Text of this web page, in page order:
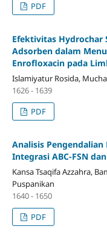
PDF
Efektivitas Hydrochar
Adsorben dalam
Enrofloxacin pada
Islamiyatur Rosida,
1626 - 1639
PDF
Analisis Pengendalian
Integrasi ABC-FSN dan
Kansa Tsaqifa Azzahra,
Puspanikan
1640 - 1650
PDF